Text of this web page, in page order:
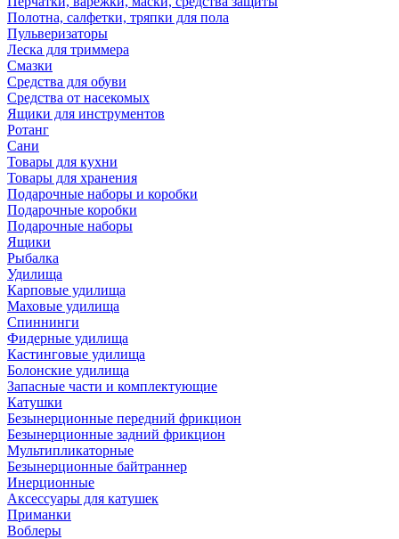
Полотна, салфетки, тряпки для пола
Пульверизаторы
Леска для триммера
Смазки
Средства для обуви
Средства от насекомых
Ящики для инструментов
Ротанг
Сани
Товары для кухни
Товары для хранения
Подарочные наборы и коробки
Подарочные коробки
Подарочные наборы
Ящики
Рыбалка
Удилища
Карповые удилища
Маховые удилища
Спиннинги
Фидерные удилища
Кастинговые удилища
Болонские удилища
Запасные части и комплектующие
Катушки
Безынерционные передний фрикцион
Безынерционные задний фрикцион
Мультипликаторные
Безынерционные байтраннер
Инерционные
Аксессуары для катушек
Приманки
Воблеры